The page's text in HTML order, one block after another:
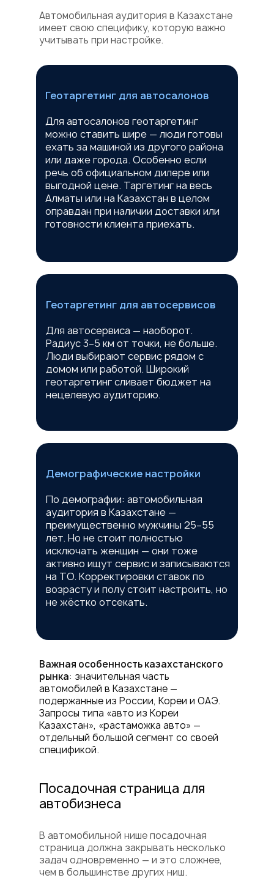
Автомобильная аудитория в Казахстане
имеет свою специфику, которую важно
учитывать при настройке.
Геотаргетинг для автосалонов
Для автосалонов геотаргетинг
можно ставить шире — люди готовы
ехать за машиной из другого района
или даже города. Особенно если
речь об официальном дилере или
выгодной цене. Таргетинг на весь
Алматы или на Казахстан в целом
оправдан при наличии доставки или
готовности клиента приехать.
Геотаргетинг для автосервисов
Для автосервиса — наоборот.
Радиус 3–5 км от точки, не больше.
Люди выбирают сервис рядом с
домом или работой. Широкий
геотаргетинг сливает бюджет на
нецелевую аудиторию.
Демографические настройки
По демографии: автомобильная
аудитория в Казахстане —
преимущественно мужчины 25–55
лет. Но не стоит полностью
исключать женщин — они тоже
активно ищут сервис и записываются
на ТО. Корректировки ставок по
возрасту и полу стоит настроить, но
не жёстко отсекать.
Важная особенность казахстанского
рынка: значительная часть
автомобилей в Казахстане —
подержанные из России, Кореи и ОАЭ.
Запросы типа «авто из Кореи
Казахстан», «растаможка авто» —
отдельный большой сегмент со своей
спецификой.
Посадочная страница для
автобизнеса
В автомобильной нише посадочная
страница должна закрывать несколько
задач одновременно — и это сложнее,
чем в большинстве других ниш.